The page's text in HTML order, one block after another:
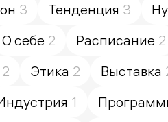
3 Тенденция 3
О себе 2 Расписание 2
2 Этика 2 Выставка
1